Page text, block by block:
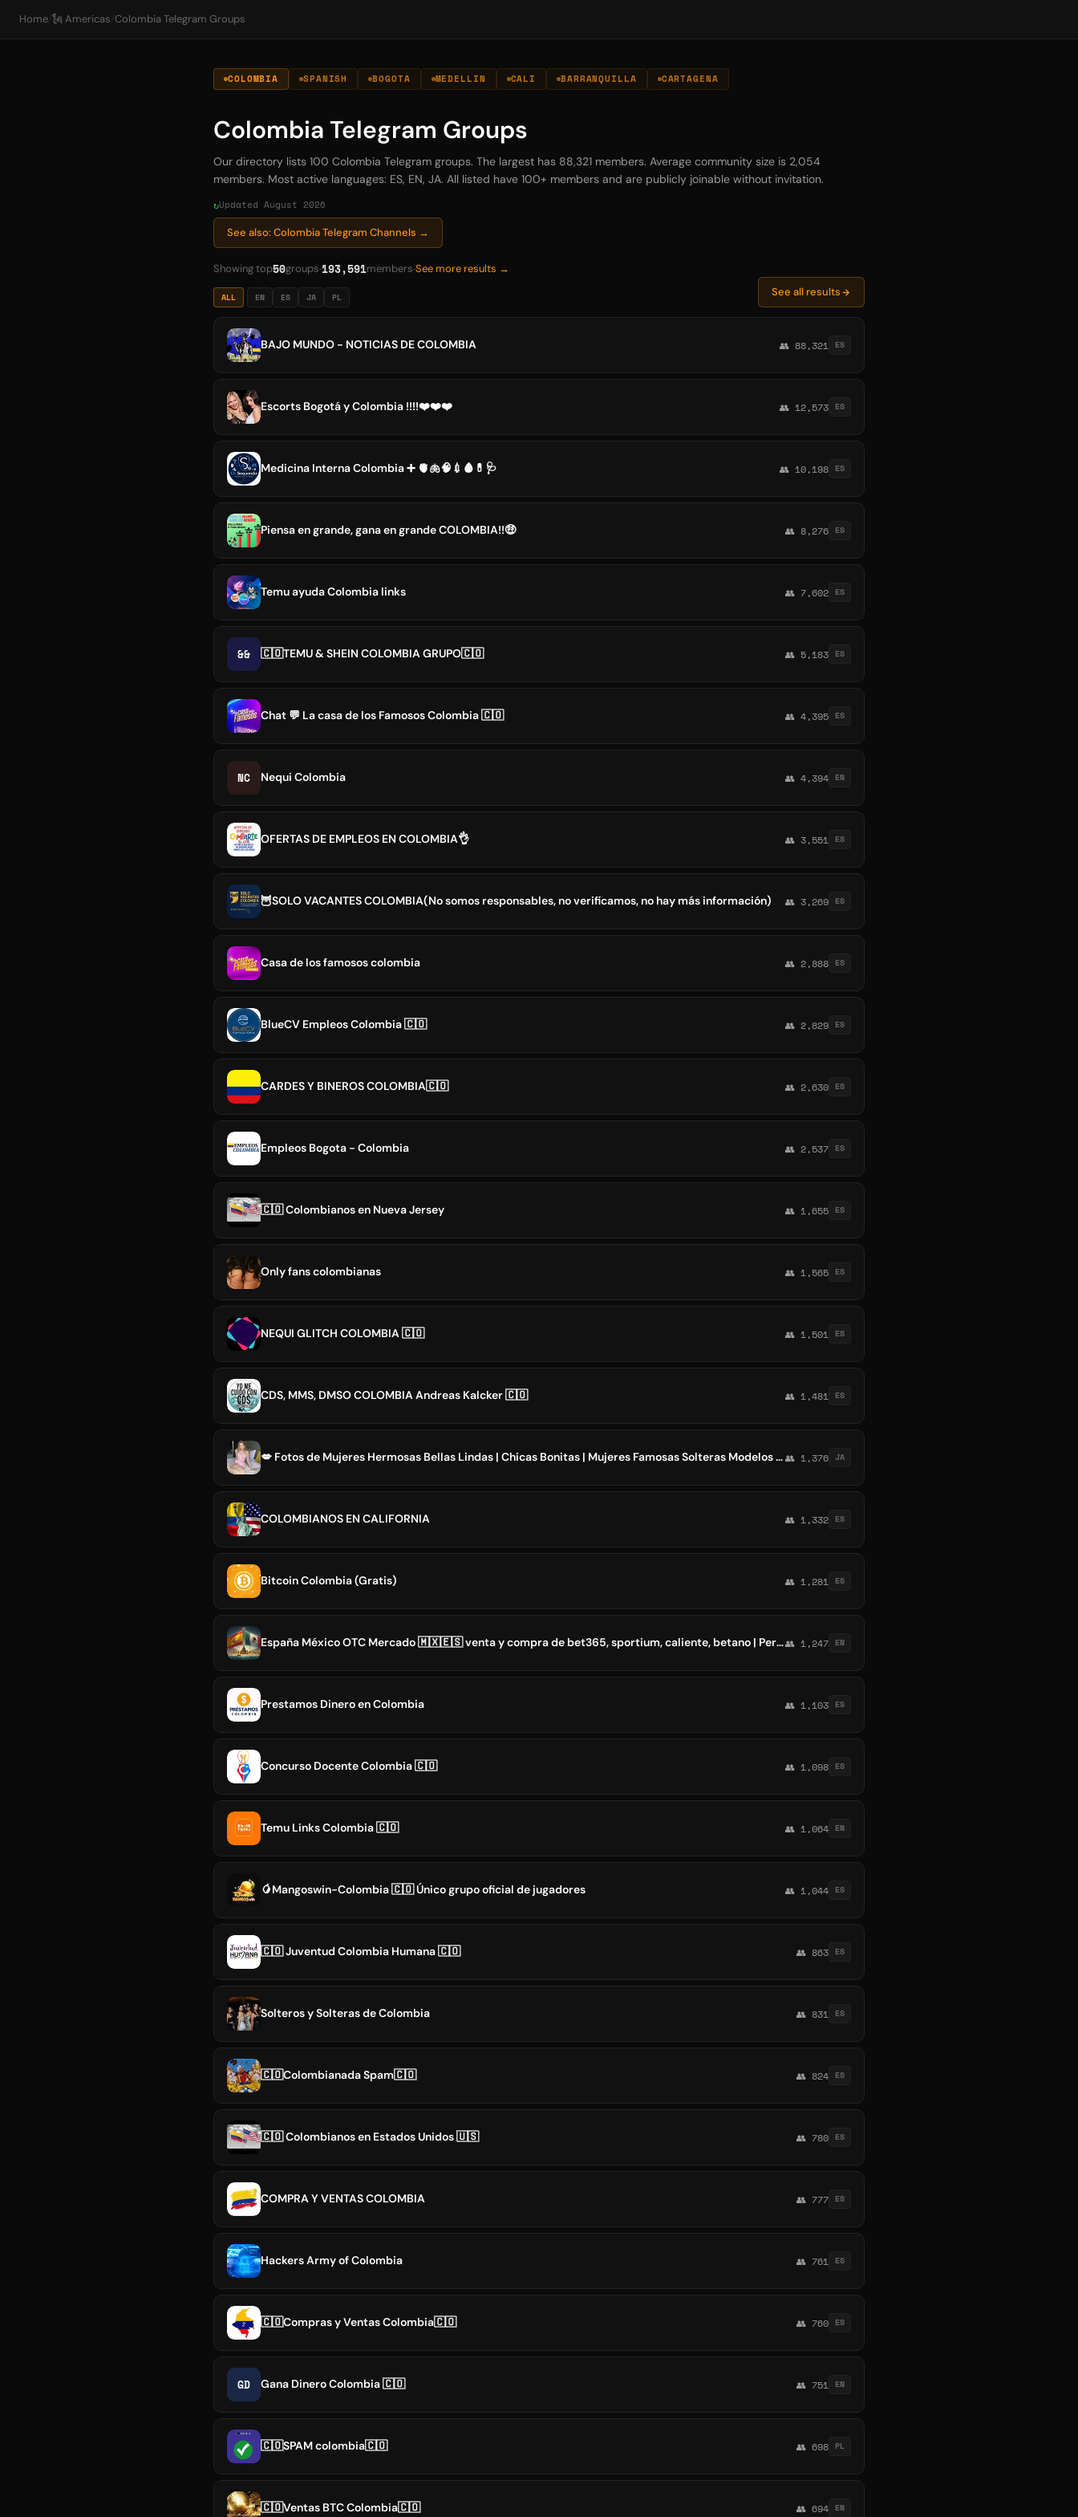
Home/🗽 Americas/Colombia Telegram Groups
COLOMBIA SPANISH BOGOTA MEDELLIN CALI BARRANQUILLA CARTAGENA
Colombia Telegram Groups
Our directory lists 100 Colombia Telegram groups. The largest has 88,321 members. Average community size is 2,054
members. Most active languages: ES, EN, JA. All listed have 100+ members and are publicly joinable without invitation.
Updated August 2026
See also: Colombia Telegram Channels →
Showing top50groups 193,591members See more results →
ALL EN ES JA PL See all results
BAJO MUNDO - NOTICIAS DE COLOMBIA 👥 88,321 ES
Escorts Bogotá y Colombia !!!!❤️❤️❤️ 👥 12,573 ES
Medicina Interna Colombia ➕ 🫀🫁🧠💉🩸💊🩺 👥 10,198 ES
Piensa en grande, gana en grande COLOMBIA!!🤑 👥 8,276 ES
Temu ayuda Colombia links 👥 7,602 ES
&& 🇨🇴TEMU & SHEIN COLOMBIA GRUPO🇨🇴 👥 5,183 ES
Chat 💬 La casa de los Famosos Colombia 🇨🇴 👥 4,395 ES
NC Nequi Colombia 👥 4,394 EN
OFERTAS DE EMPLEOS EN COLOMBIA👌 👥 3,551 ES
🦉SOLO VACANTES COLOMBIA(No somos responsables, no verificamos, no hay más información) 👥 3,269 ES
Casa de los famosos colombia 👥 2,888 ES
BlueCV Empleos Colombia 🇨🇴 👥 2,829 ES
CARDES Y BINEROS COLOMBIA🇨🇴 👥 2,630 ES
Empleos Bogota - Colombia 👥 2,537 ES
🇨🇴 Colombianos en Nueva Jersey 👥 1,655 ES
Only fans colombianas 👥 1,565 ES
NEQUI GLITCH COLOMBIA 🇨🇴 👥 1,501 ES
CDS, MMS, DMSO COLOMBIA Andreas Kalcker 🇨🇴 👥 1,481 ES
💋 Fotos de Mujeres Hermosas Bellas Lindas | Chicas Bonitas | Mujeres Famosas Solteras Modelos Mexicanas Colombianas Chilenas👥 1,376 JA
COLOMBIANOS EN CALIFORNIA 👥 1,332 ES
Bitcoin Colombia (Gratis) 👥 1,281 ES
España México OTC Mercado 🇲🇽🇪🇸 venta y compra de bet365, sportium, caliente, betano | Peru El Salvador Colombia👥 1,247 EN
Prestamos Dinero en Colombia 👥 1,103 ES
Concurso Docente Colombia 🇨🇴 👥 1,098 ES
Temu Links Colombia 🇨🇴 👥 1,064 EN
🥭Mangoswin-Colombia 🇨🇴 Único grupo oficial de jugadores 👥 1,044 ES
🇨🇴 Juventud Colombia Humana 🇨🇴 👥 863 ES
Solteros y Solteras de Colombia 👥 831 ES
🇨🇴Colombianada Spam🇨🇴 👥 824 ES
🇨🇴 Colombianos en Estados Unidos 🇺🇸 👥 780 ES
COMPRA Y VENTAS COLOMBIA 👥 777 ES
Hackers Army of Colombia 👥 761 ES
🇨🇴Compras y Ventas Colombia🇨🇴 👥 760 ES
GD Gana Dinero Colombia 🇨🇴 👥 751 EN
🇨🇴SPAM colombia🇨🇴 👥 698 PL
🇨🇴Ventas BTC Colombia🇨🇴 👥 694 EN